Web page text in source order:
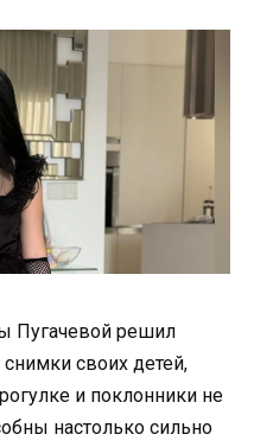
Пугачевой решил
своих детей,
и поклонники не
настолько сильно